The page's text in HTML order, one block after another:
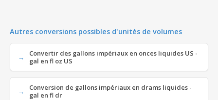
Autres conversions possibles d'unités de volumes
Convertir des gallons impériaux en onces liquides US -
gal en fl oz US
Conversion de gallons impériaux en drams liquides -
gal en fl dr